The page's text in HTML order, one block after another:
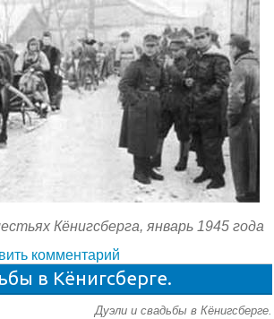
Кёнигсберга, январь 1945 года
комментарий
в Кёнигсберге.
Дуэли и свадьбы в Кёнигсберге.